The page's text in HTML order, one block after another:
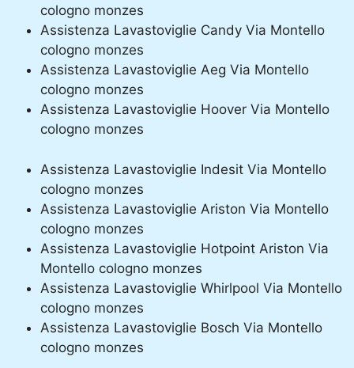
cologno monzes
Assistenza Lavastoviglie Candy Via Montello
cologno monzes
Assistenza Lavastoviglie Aeg Via Montello
cologno monzes
Assistenza Lavastoviglie Hoover Via Montello
cologno monzes
Assistenza Lavastoviglie Indesit Via Montello
cologno monzes
Assistenza Lavastoviglie Ariston Via Montello
cologno monzes
Assistenza Lavastoviglie Hotpoint Ariston Via
Montello cologno monzes
Assistenza Lavastoviglie Whirlpool Via Montello
cologno monzes
Assistenza Lavastoviglie Bosch Via Montello
cologno monzes